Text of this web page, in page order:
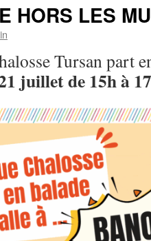
SOUS
HORS LES
Tursan part
juillet de 15h à